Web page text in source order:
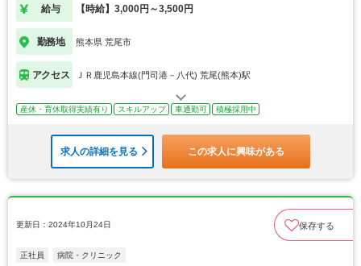
給与 【時給】3,000円～3,500円
勤務地 熊本県 荒尾市
アクセス ＪＲ鹿児島本線(門司港－八代) 荒尾(熊本)駅
産休・育休取得実績有り スキルアップ 車通勤可 積極採用中
求人の詳細を見る この求人に興味がある
更新日：2024年10月24日 保存する
正社員 病院・クリニック